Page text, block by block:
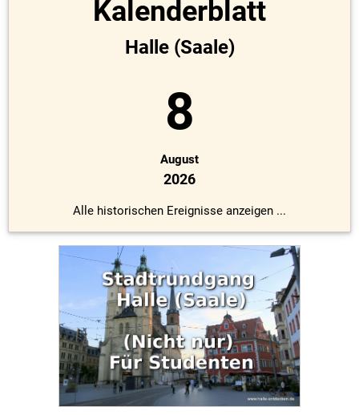
Kalenderblatt
Halle (Saale)
8
August
2026
Alle historischen Ereignisse anzeigen ...